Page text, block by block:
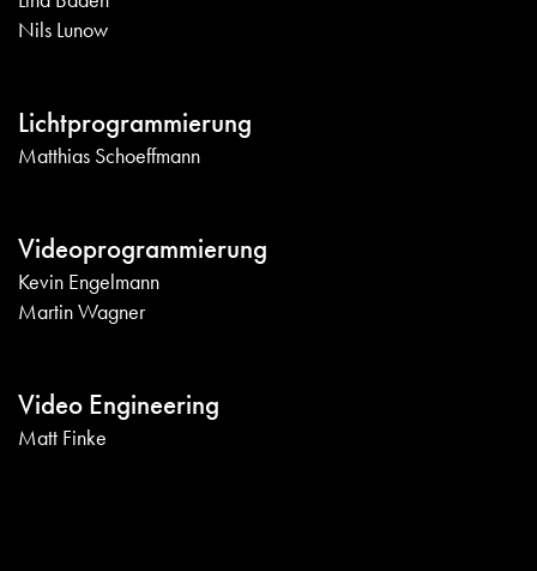
Nils Lunow
Lichtprogrammierung
Matthias Schoeffmann
Videoprogrammierung
Kevin Engelmann
Martin Wagner
Video Engineering
Matt Finke